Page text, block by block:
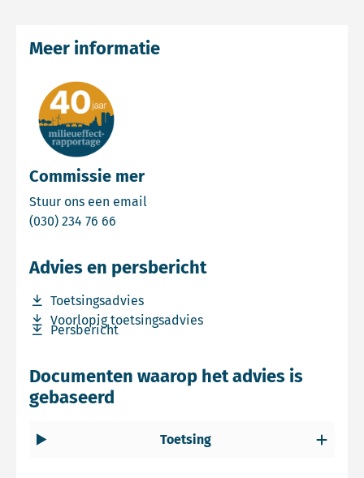
Commissie mer
Stuur ons een email
(030) 234 76 66
Meer informatie
Advies en persbericht
Toetsingsadvies
Download bestand Toetsingsadvies
Voorlopig toetsingsadvies
Download bestand Voorlopig toetsingsadvies
Persbericht
Download bestand Persbericht
Documenten waarop het advies is
gebaseerd
Toetsing